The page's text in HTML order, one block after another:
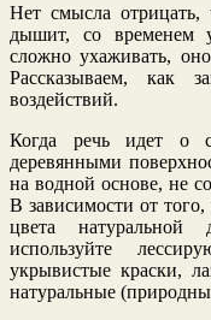
Нет смысла отрицать,
дышит, со временем
сложно ухаживать,
Рассказываем, как
воздействий.
Когда речь идет о
деревянными
на водной основе, не
В зависимости от
цвета натуральной
используйте
укрывистые краски,
натуральные